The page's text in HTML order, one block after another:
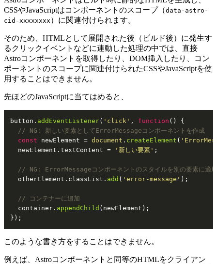
CSSやJavaScriptはコンポーネントのスコープ（data-astro-
cid-xxxxxxxx ）に関連付けられます。
そのため、HTMLとして展開された後（ビルド後）に発生す
るクリックイベントなどに連動した処理の中では、直接
Astroコンポーネントを取得したり、DOM挿入したり、コン
ポーネントのスコープに関連付けられたCSSやJavaScriptを使
用することはできません。
先ほどのJavaScriptに当てはめると、
button. addEventListener( 'click' , function ( ) {
// NG: 新しい要素としてErrorMessageコンポーネントを作成
const newElement = document . createElement (
  newElement.
textContent = '新しい要素' ;
// NG: ErrorMessageコンポーネントのスタイルを別の要素に適用
  otherElement.
classList . add ( 'error-message' );
// コンテナーに追加
  container.
appendChild (newElement);
});
このような書き方をすることはできません。
例えば、Astroコンポーネントと同等のHTMLをクライアン